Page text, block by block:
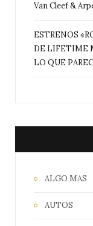
Van Cleef &
ESTRENOS
DE LIFETIME
LO QUE
ALGO MAS
AUTOS